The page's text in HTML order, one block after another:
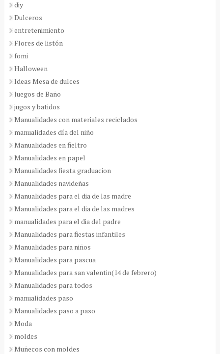
diy
Dulceros
entretenimiento
Flores de listón
fomi
Halloween
Ideas Mesa de dulces
Juegos de Baño
jugos y batidos
Manualidades con materiales reciclados
manualidades día del niño
Manualidades en fieltro
Manualidades en papel
Manualidades fiesta graduacion
Manualidades navideñas
Manualidades para el dia de las madre
Manualidades para el dia de las madres
manualidades para el dia del padre
Manualidades para fiestas infantiles
Manualidades para niños
Manualidades para pascua
Manualidades para san valentin(14 de febrero)
Manualidades para todos
manualidades paso
Manualidades paso a paso
Moda
moldes
Muñecos con moldes